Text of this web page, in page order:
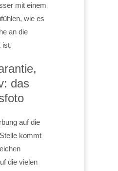
mit einem
wie es
an die
ist.
das
auf die
kommt
die vielen